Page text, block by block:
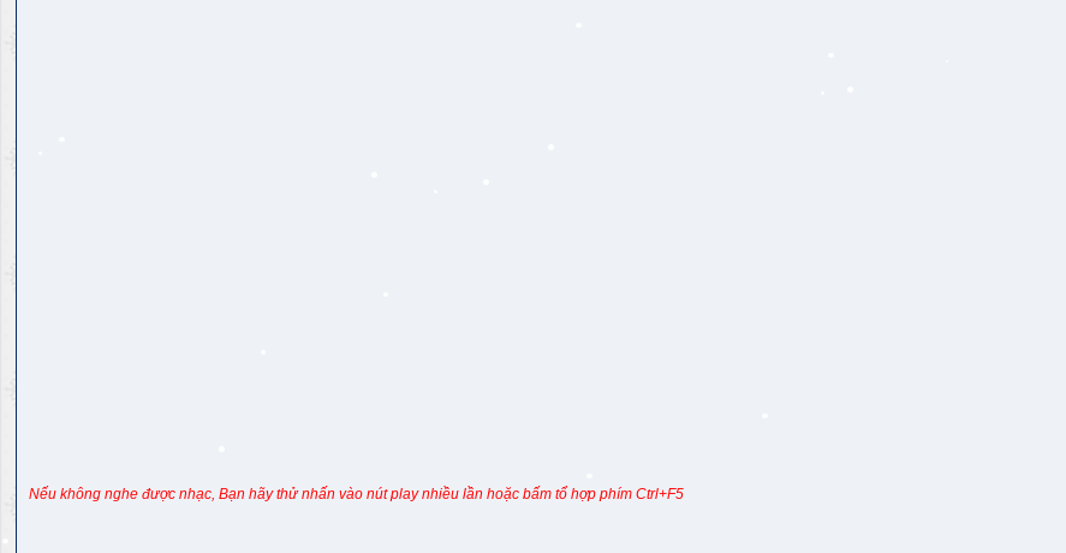
Nếu không nghe được nhạc, Bạn hãy thử nhấn vào nút play nhiều lần hoặc bấm tổ hợp phím Ctrl+F5